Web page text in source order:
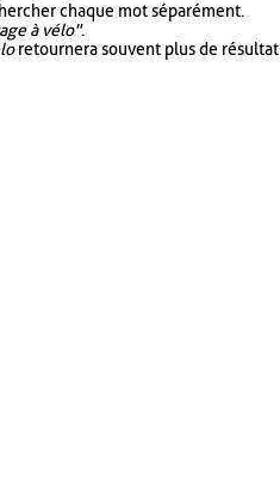
chaque mot séparément.
à vélo".
retournera souvent plus de résultat